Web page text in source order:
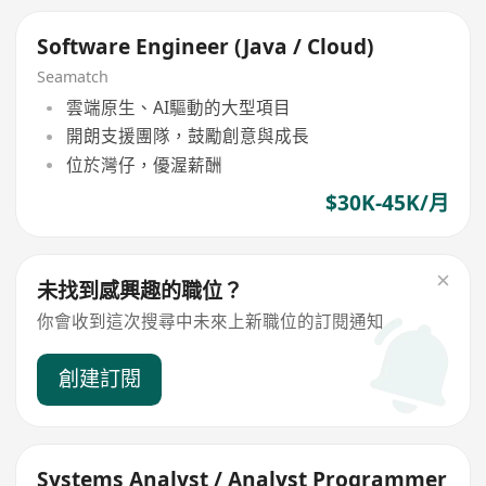
Software Engineer (Java / Cloud)
Seamatch
雲端原生、AI驅動的大型項目
開朗支援團隊，鼓勵創意與成長
位於灣仔，優渥薪酬
$30K-45K/月
未找到感興趣的職位？
你會收到這次搜尋中未來上新職位的訂閱通知
創建訂閱
Systems Analyst / Analyst Programmer